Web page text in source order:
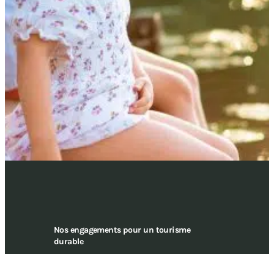
Nos engagements pour un tourisme
durable